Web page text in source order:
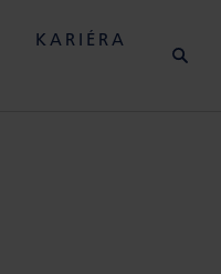
KARIÉRA